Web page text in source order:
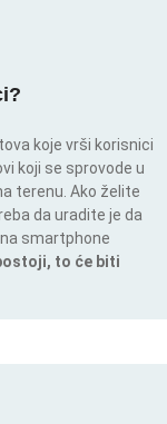
koje vrši korisnici
koji se sprovode u
terenu. Ako želite
da uradite je da
smartphone
to će biti